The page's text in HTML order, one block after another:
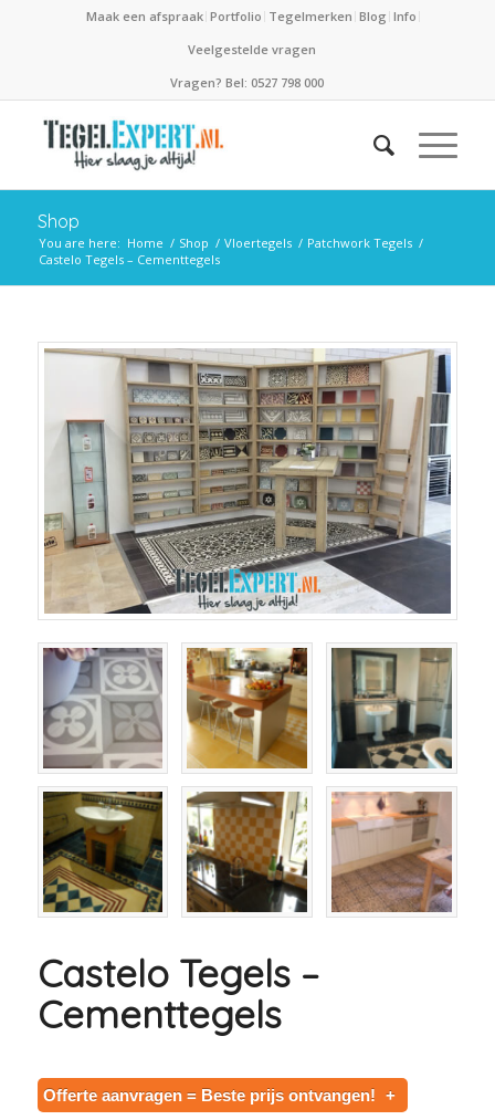
Maak een afspraak Portfolio Tegelmerken Blog Info
Veelgestelde vragen
Vragen? Bel: 0527 798 000
Shop
You are here: Home / Shop / Vloertegels / Patchwork Tegels /
Castelo Tegels – Cementtegels
Castelo Tegels –
Cementtegels
Offerte aanvragen = Beste prijs ontvangen! +